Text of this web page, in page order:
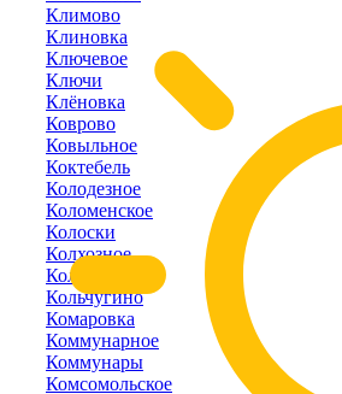
Климово
Клиновка
Ключевое
Ключи
Клёновка
Коврово
Ковыльное
Коктебель
Колодезное
Коломенское
Колоски
Колхозное
Кольцово
Кольчугино
Комаровка
Коммунарное
Коммунары
Комсомольское